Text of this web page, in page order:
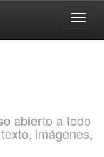
abierto a todo
imágenes,